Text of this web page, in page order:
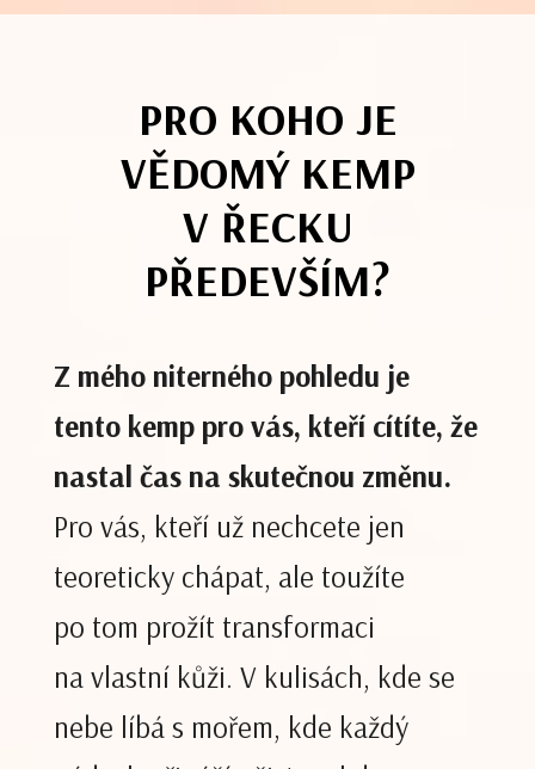
PRO KOHO JE
VĚDOMÝ KEMP
V ŘECKU
PŘEDEVŠÍM?
Z mého niterného pohledu je
tento kemp pro vás, kteří cítíte, že
nastal čas na skutečnou změnu.
Pro vás, kteří už nechcete jen
teoreticky chápat, ale toužíte
po tom prožít transformaci
na vlastní kůži. V kulisách, kde se
nebe líbá s mořem, kde každý